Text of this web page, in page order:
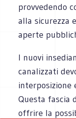
provvedendo
alla sicurezza
aperte
I nuovi
canalizzati
interposizione
Questa fascia
offrire la